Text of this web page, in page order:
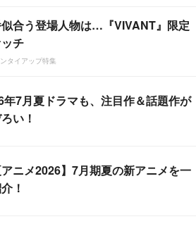
合う登場人物は…『VIVANT』限定
チ
タイアップ特集
年7月夏ドラマも、注目作＆話題作が
い！
アニメ2026】7月期夏の新アニメを一
！